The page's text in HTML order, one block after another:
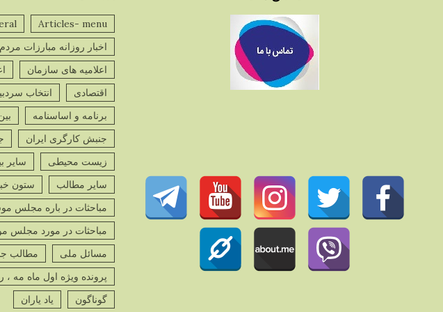
Articles- menu
اخبار روزانه مبارزات
اعلامیه های سازمان
اقتصادی
انتخاب
برنامه و اساسنامه
جنبش کارگری ایران
زیست محیطی
سایر
سایر مطالب
ستون
مباحثات در باره مجلس
مباحثات در مورد مجلس
مسائل ملی
مطالب
پرونده ویژه اول ماه مه ،
گوناگون
یاد یاران